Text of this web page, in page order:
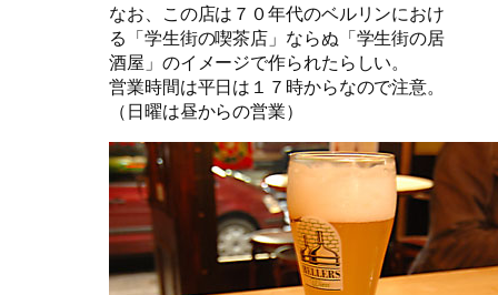
なお、この店は７０年代のベルリンにおけ
る「学生街の喫茶店」ならぬ「学生街の居
酒屋」のイメージで作られたらしい。
営業時間は平日は１７時からなので注意。
（日曜は昼からの営業）